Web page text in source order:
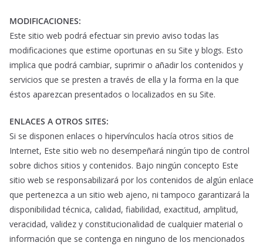
MODIFICACIONES:
Este sitio web podrá efectuar sin previo aviso todas las
modificaciones que estime oportunas en su Site y blogs. Esto
implica que podrá cambiar, suprimir o añadir los contenidos y
servicios que se presten a través de ella y la forma en la que
éstos aparezcan presentados o localizados en su Site.
ENLACES A OTROS SITES:
Si se disponen enlaces o hipervínculos hacía otros sitios de
Internet, Este sitio web no desempeñará ningún tipo de control
sobre dichos sitios y contenidos. Bajo ningún concepto Este
sitio web se responsabilizará por los contenidos de algún enlace
que pertenezca a un sitio web ajeno, ni tampoco garantizará la
disponibilidad técnica, calidad, fiabilidad, exactitud, amplitud,
veracidad, validez y constitucionalidad de cualquier material o
información que se contenga en ninguno de los mencionados